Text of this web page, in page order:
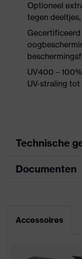
Optioneel
tegen
UV400 –
UV-straling
Technische
Marketingkleur
Coating
Documenten
Accessoires